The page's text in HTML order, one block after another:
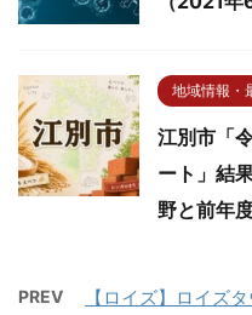
地域情報・
江別市「
ート」結
野と前年
PREV
【ロイズ】ロイズ